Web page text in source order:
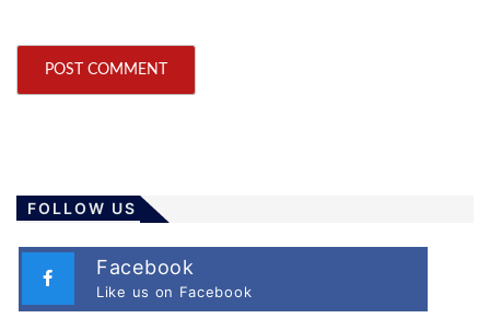
FOLLOW US
Facebook
Like us on Facebook